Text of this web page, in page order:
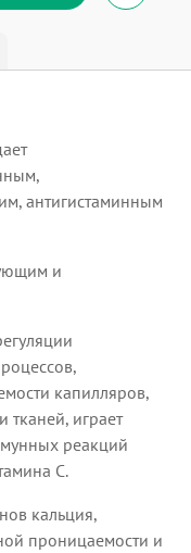
антигистаминным
и
капилляров,
тканей, играет
реакций
С.
кальция,
проницаемости и